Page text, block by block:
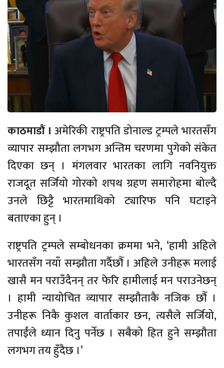
काठमाडौं । अमेरिकी राष्ट्रपति डोनाल्ड ट्रम्पले भारतसँग
व्यापार सम्झौता लगभग अन्तिम चरणमा पुगेको संकेत
दिएका छन् । मंगलवार भारतका लागि नवनियुक्त
राजदूत सर्जियो गोरको शपथ ग्रहण समारोहमा बोल्दै
उनले छिट्टै भारतमाथिको ट्यारिफ पनि घटाइने
बताएका हुन् ।
राष्ट्रपति ट्रम्पले सम्बोधनका क्रममा भने, ‘हामी अहिले
भारतसँग नयाँ सम्झौता गर्दैछौँ । अहिले उनीहरू मलाई
खासै मन पराउँदैनन् तर फेरि हामीलाई मन पराउनेछन्
। हामी न्यायोचित व्यापार सम्झौताकै नजिक छौँ ।
उनीहरू निकै कुशल वार्ताकार छन, त्यसैले सर्जियो,
तपाईंले ध्यान दिनु पर्नेछ । सबैको हित हुने सम्झौता
लगभग तय हुँदैछ ।’